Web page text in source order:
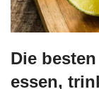
Die
essen,